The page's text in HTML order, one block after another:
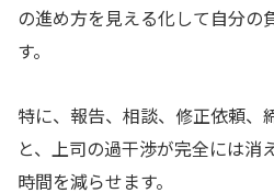
の進め方を見える化して自分の
す。
特に、報告、相談、修正依頼、
と、上司の過干渉が完全には消
時間を減らせます。